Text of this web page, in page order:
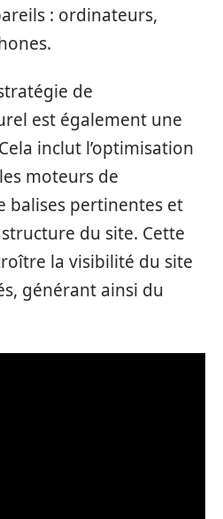
: ordinateurs,
de
est également une
inclut l’optimisation
moteurs de
balises pertinentes et
du site. Cette
la visibilité du site
générant ainsi du